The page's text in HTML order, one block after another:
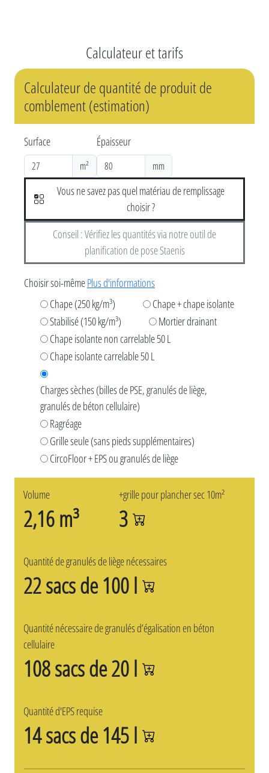
Calculateur et tarifs
Calculateur de quantité de produit de
comblement (estimation)
Surface
m²
Épaisseur
mm
Vous ne savez pas quel matériau de remplissage
choisir ?
Conseil : Vérifiez les quantités via notre outil de
planification de pose Staenis
Choisir soi-mêmePlus d'informations
Chape (250 kg/m³)
Chape + chape isolante
Stabilisé (150 kg/m³)
Mortier drainant
Chape isolante non carrelable 50 L
Chape isolante carrelable 50 L
Charges sèches (billes de PSE, granulés de liège,
granulés de béton cellulaire)
Ragréage
Grille seule (sans pieds supplémentaires)
CircoFloor + EPS ou granulés de liège
Volume
2,16 m³
+grille pour plancher sec 10m²
3
Quantité de granulés de liège nécessaires
22 sacs de 100 l
Quantité nécessaire de granulés d’égalisation en béton
cellulaire
108 sacs de 20 l
Quantité d'EPS requise
14 sacs de 145 l